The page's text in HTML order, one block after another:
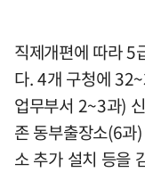
직제개편에 따라 5
다. 4개 구청에
업무부서 2~3과)
존 동부출장소(6과
소 추가 설치 등을